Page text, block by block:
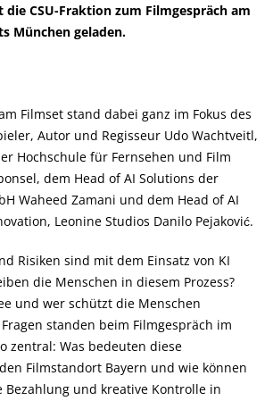
die CSU-Fraktion zum Filmgespräch am
München geladen.
Filmset stand dabei ganz im Fokus des
Autor und Regisseur Udo Wachtveitl,
Hochschule für Fernsehen und Film
dem Head of AI Solutions der
Waheed Zamani und dem Head of AI
Leonine Studios Danilo Pejaković.
Risiken sind mit dem Einsatz von KI
die Menschen in diesem Prozess?
und wer schützt die Menschen
standen beim Filmgespräch im
zentral: Was bedeuten diese
Filmstandort Bayern und wie können
und kreative Kontrolle in